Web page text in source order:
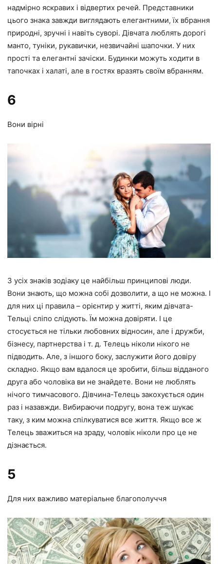
надмірно яскравих і відвертих речей. Представники
цього знака завжди виглядають елегантними, їх вбрання
природні, зручні і навіть суворі. Дівчата люблять дорогі
манто, туніки, рукавички, незвичайні шапочки. У них
прості та елегантні зачіски. Будинки можуть ходити в
тапочках і халаті, але в гостях вразять своїм вбранням.
6
Вони вірні
З усіх знаків зодіаку це найбільш принципові люди.
Вони знають, що можна собі дозволити, а що не можна. І
для них ці правила – орієнтир у житті, яким дівчата-
Тельці сліпо слідують. Їм можна довіряти. І це
стосується не тільки любовних відносин, але і дружби,
бізнесу, партнерства і т. д. Телець ніколи нікого не
підводить. Але, з іншого боку, заслужити його довіру
складно. Якщо вам вдалося це зробити, більш відданого
друга або чоловіка ви не знайдете. Вони не люблять
нічого тимчасового. Дівчина-Телець закохується один
раз і назавжди. Вибираючи подругу, вона теж шукає
таку, з ким можна спілкуватися все життя. Якщо все ж
Телець зважиться на зраду, чоловік ніколи про це не
дізнається.
5
Для них важливо матеріальне благополуччя